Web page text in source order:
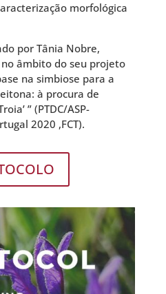
morfológica
por Tânia Nobre,
âmbito do seu projeto
na simbiose para a
à procura de
” (PTDC/ASP-
2020 ,FCT).